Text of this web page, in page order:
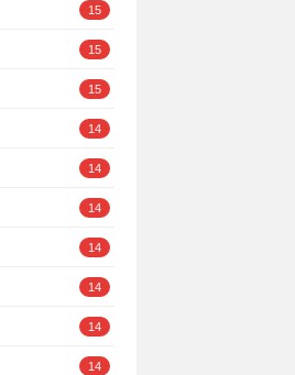
15
15
15
14
14
14
14
14
14
14